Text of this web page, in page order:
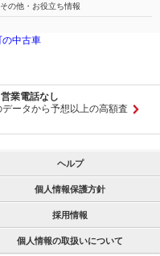
その他・お役立ち情報
の中古車
業電話なし
ータから予想以上の高額査
ヘルプ
個人情報保護方針
採用情報
個人情報の取扱いについて